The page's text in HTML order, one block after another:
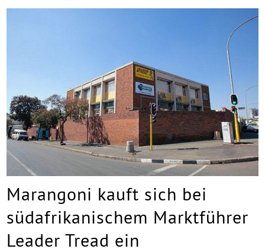
Marangoni kauft sich bei
südafrikanischem Marktführer
Leader Tread ein